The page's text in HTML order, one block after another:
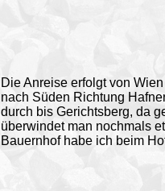
Die Anreise erfolgt von
nach Süden Richtung
durch bis Gerichtsberg, da
überwindet man nochmals
Bauernhof habe ich beim